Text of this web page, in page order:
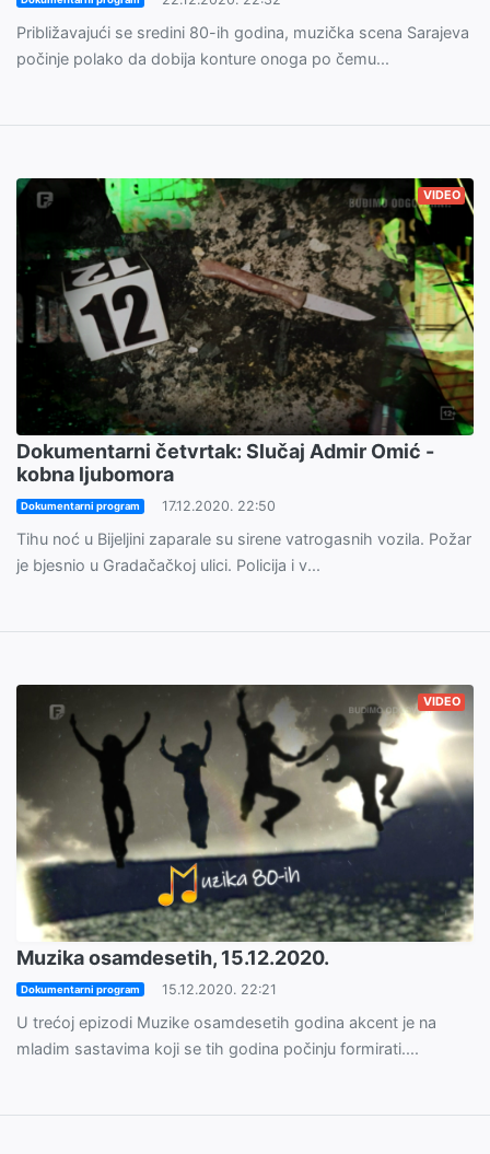
Približavajući se sredini 80-ih godina, muzička scena Sarajeva
počinje polako da dobija konture onoga po čemu...
VIDEO
Dokumentarni četvrtak: Slučaj Admir Omić -
kobna ljubomora
Dokumentarni program 17.12.2020. 22:50
Tihu noć u Bijeljini zaparale su sirene vatrogasnih vozila. Požar
je bjesnio u Gradačačkoj ulici. Policija i v...
VIDEO
Muzika osamdesetih, 15.12.2020.
Dokumentarni program 15.12.2020. 22:21
U trećoj epizodi Muzike osamdesetih godina akcent je na
mladim sastavima koji se tih godina počinju formirati....